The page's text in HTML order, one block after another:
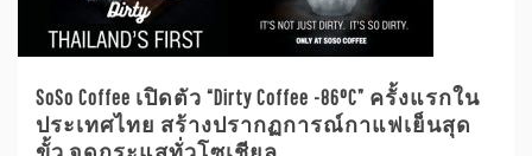
SoSo Coffee เปิดตัว “Dirty Coffee -86°C” ครั้งแรกใน
ประเทศไทย สร้างปรากฏการณ์กาแฟเย็นสุด